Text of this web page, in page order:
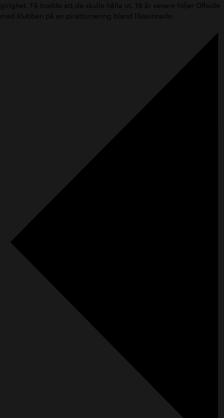
girighet. Få trodde att de skulle hålla ut. 18 år senare följer Offside
med klubben på en piratturnering bland ­likasinnade.